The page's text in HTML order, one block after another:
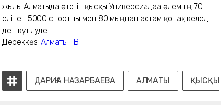
жылы Алматыда өтетін қысқы Универсиадаға әлемнің 70
елінен 5000 спортшы мен 80 мыңнан астам қонақ келеді
деп күтілуде.
Дереккөз: Алматы ТВ
ДАРИҒА НАЗАРБАЕВА АЛМАТЫ ҚЫСҚЫ